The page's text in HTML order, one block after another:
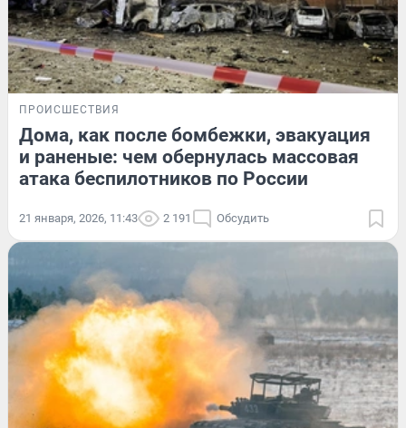
ПРОИСШЕСТВИЯ
Дома, как после бомбежки, эвакуация
и раненые: чем обернулась массовая
атака беспилотников по России
21 января, 2026, 11:43 2 191 Обсудить